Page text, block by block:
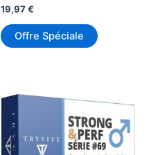
19,97€
Offre Spéciale